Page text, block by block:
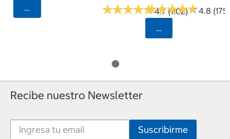
Seleccionar Código Postal
★★★★★
★★★★★4.7 (1102)
★★★★★
★★★★★4.8 (175)
Seleccionar
Recibe nuestro Newsletter